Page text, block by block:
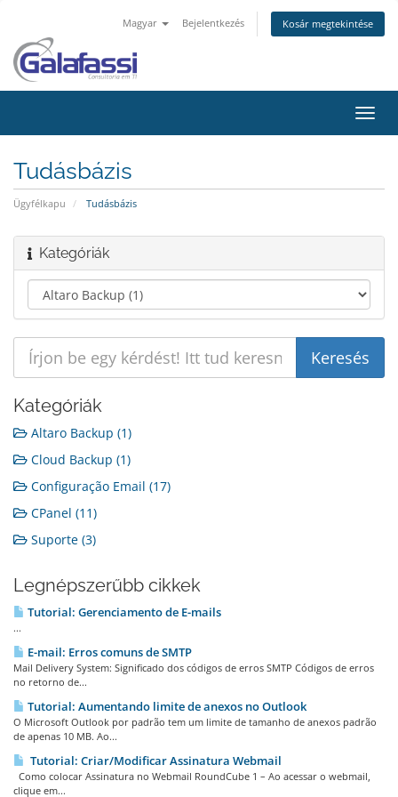
Magyar Bejelentkezés Kosár megtekintése
a
Tudásbázis
Ügyfélkapu Tudásbázis
Kategóriák
Kategóriák
Altaro Backup (1)
Cloud Backup (1)
Configuração Email (17)
CPanel (11)
Suporte (3)
Legnépszerűbb cikkek
Tutorial: Gerenciamento de E-mails
...
E-mail: Erros comuns de SMTP
Mail Delivery System: Significado dos códigos de erros SMTP Códigos de erros
no retorno de...
Tutorial: Aumentando limite de anexos no Outlook
O Microsoft Outlook por padrão tem um limite de tamanho de anexos padrão
de apenas 10 MB. Ao...
Tutorial: Criar/Modificar Assinatura Webmail
Como colocar Assinatura no Webmail RoundCube 1 – Ao acessar o webmail,
clique em...